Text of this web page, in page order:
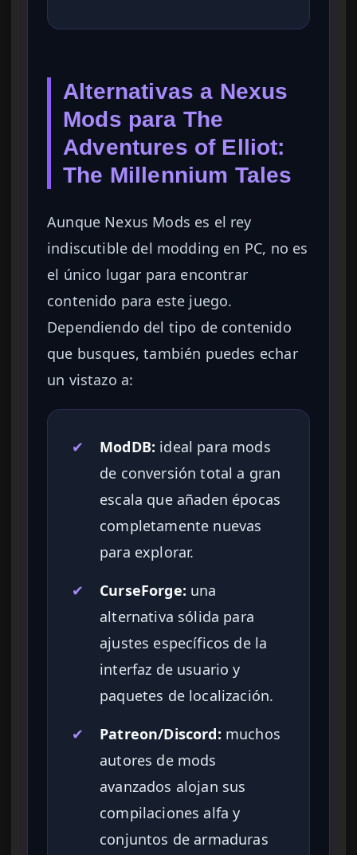
Alternativas a Nexus
Mods para The
Adventures of Elliot:
The Millennium Tales
Aunque Nexus Mods es el rey
indiscutible del modding en PC, no es
el único lugar para encontrar
contenido para este juego.
Dependiendo del tipo de contenido
que busques, también puedes echar
un vistazo a:
✔ ModDB: ideal para mods
de conversión total a gran
escala que añaden épocas
completamente nuevas
para explorar.
✔
CurseForge: una
alternativa sólida para
ajustes específicos de la
interfaz de usuario y
paquetes de localización.
✔
Patreon/Discord: muchos
autores de mods
avanzados alojan sus
compilaciones alfa y
conjuntos de armaduras